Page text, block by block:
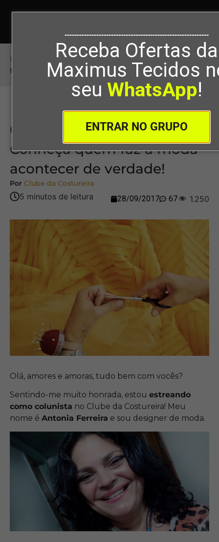
-----------------------------------------------------------
Receba Ofertas da
Maximus Tecidos
seu WhatsApp!
ENTRAR NO GRUPO
Início
6 tipos de Costureira(o): Conheça quem
faz a moda acontecer de verdade!
6 tipos de Costureira(o):
Conheça quem faz a moda
acontecer de verdade!
Por Clube da Costureira
28/09/2017 67 1.250
Olá, amores e amoras, tudo bem com vocês?
Sentindo-me muito honrada, estou estreando
como colunista no Clube da Costureira! Meu
nome é Antonia Ferreira e sou designer de moda.